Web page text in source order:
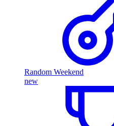
Random Weekend
new